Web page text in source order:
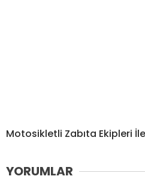
Motosikletli Zabıta Ekipleri İle
YORUMLAR